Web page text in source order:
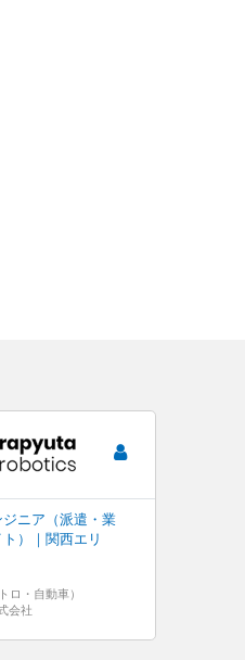
ジニア（派遣・業
）｜関西エリ
ロ・自動車）
会社